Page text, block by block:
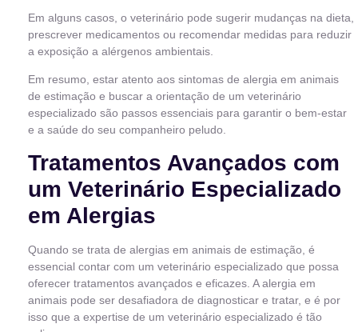
Em alguns casos, o veterinário pode sugerir mudanças na dieta,
prescrever medicamentos ou recomendar medidas para reduzir
a exposição a alérgenos ambientais.
Em resumo, estar atento aos sintomas de alergia em animais
de estimação e buscar a orientação de um veterinário
especializado são passos essenciais para garantir o bem-estar
e a saúde do seu companheiro peludo.
Tratamentos Avançados com
um Veterinário Especializado
em Alergias
Quando se trata de alergias em animais de estimação, é
essencial contar com um veterinário especializado que possa
oferecer tratamentos avançados e eficazes. A alergia em
animais pode ser desafiadora de diagnosticar e tratar, e é por
isso que a expertise de um veterinário especializado é tão